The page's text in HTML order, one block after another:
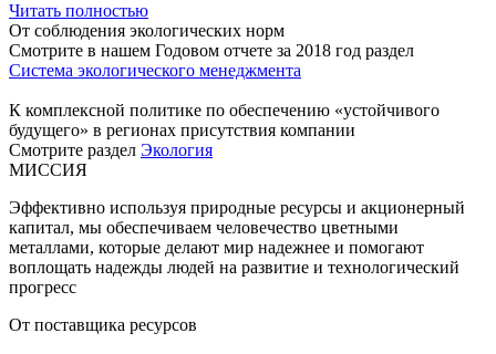
Читать полностью
От соблюдения экологических норм
Смотрите в нашем Годовом отчете за 2018 год раздел
Система экологического менеджмента
К комплексной политике по обеспечению «устойчивого
будущего» в регионах присутствия компании
Смотрите раздел Экология
МИССИЯ
Эффективно используя природные ресурсы и акционерный
капитал, мы обеспечиваем человечество цветными
металлами, которые делают мир надежнее и помогают
воплощать надежды людей на развитие и технологический
прогресс
От поставщика ресурсов